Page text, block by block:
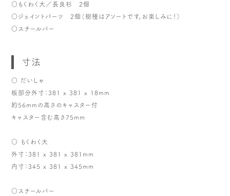
○もくわく大／長良杉 2個
○ジョイントパーツ 2個（樹種はアソートです。お楽しみに！）
○スチールバー
寸法
○ だいしゃ
板部分外寸：381 x 381 x 18mm
約56mmの高さのキャスター付
キャスター含む高さ75mm
○ もくわく大
外寸：381 x 381 x 381mm
内寸：345 x 381 x 345mm
○スチールバー